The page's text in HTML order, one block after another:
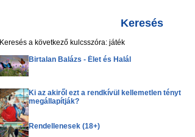
Keresés
Keresés a következő kulcsszóra: játék
Birtalan Balázs - Élet és Halál
Ki az akiről ezt a rendkívül kellemetlen tényt
megállapítják?
Rendellenesek (18+)